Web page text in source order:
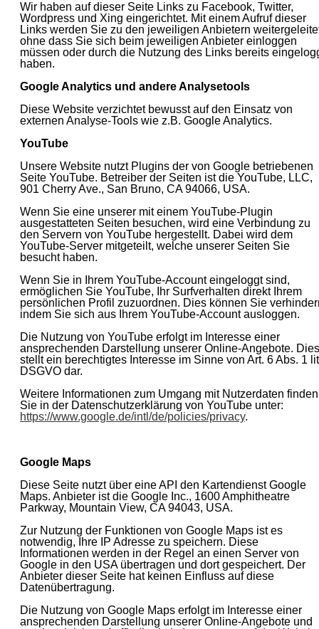
Wir haben auf dieser Seite Links zu Facebook, Twitter,
Wordpress und Xing eingerichtet. Mit einem Aufruf dieser
Links werden Sie zu den jeweiligen Anbietern
ohne dass Sie sich beim jeweiligen Anbieter einloggen
müssen oder durch die Nutzung des Links bereits
haben.
Google Analytics und andere Analysetools
Diese Website verzichtet bewusst auf den Einsatz von
externen Analyse-Tools wie z.B. Google Analytics.
YouTube
Unsere Website nutzt Plugins der von Google betriebenen
Seite YouTube. Betreiber der Seiten ist die YouTube, LLC,
901 Cherry Ave., San Bruno, CA 94066, USA.
Wenn Sie eine unserer mit einem YouTube-Plugin
ausgestatteten Seiten besuchen, wird eine Verbindung zu
den Servern von YouTube hergestellt. Dabei wird dem
YouTube-Server mitgeteilt, welche unserer Seiten Sie
besucht haben.
Wenn Sie in Ihrem YouTube-Account eingeloggt sind,
ermöglichen Sie YouTube, Ihr Surfverhalten direkt Ihrem
persönlichen Profil zuzuordnen. Dies können Sie
indem Sie sich aus Ihrem YouTube-Account ausloggen.
Die Nutzung von YouTube erfolgt im Interesse einer
ansprechenden Darstellung unserer Online-Angebote. Dies
stellt ein berechtigtes Interesse im Sinne von Art. 6 Abs. 1
DSGVO dar.
Weitere Informationen zum Umgang mit Nutzerdaten finden
Sie in der Datenschutzerklärung von YouTube unter:
https://www.google.de/intl/de/policies/privacy.
Google Maps
Diese Seite nutzt über eine API den Kartendienst Google
Maps. Anbieter ist die Google Inc., 1600 Amphitheatre
Parkway, Mountain View, CA 94043, USA.
Zur Nutzung der Funktionen von Google Maps ist es
notwendig, Ihre IP Adresse zu speichern. Diese
Informationen werden in der Regel an einen Server von
Google in den USA übertragen und dort gespeichert. Der
Anbieter dieser Seite hat keinen Einfluss auf diese
Datenübertragung.
Die Nutzung von Google Maps erfolgt im Interesse einer
ansprechenden Darstellung unserer Online-Angebote und